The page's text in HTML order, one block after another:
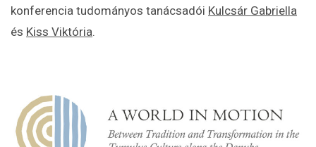
konferencia tudományos tanácsadói Kulcsár Gabriella
és Kiss Viktória.